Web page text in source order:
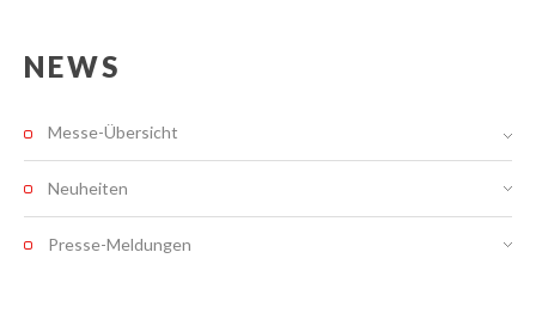
NEWS
Messe-Übersicht
Neuheiten
Presse-Meldungen